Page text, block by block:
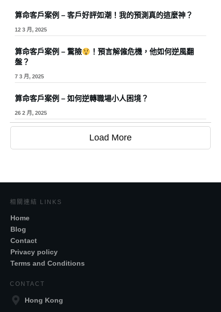
算命客戶案例 – 客戶好評如潮！我的預測真的這麼神？
12 3 月, 2025
算命客戶案例 – 驚險
！預言解僱危機，他如何逆風翻
盤？
7 3 月, 2025
算命客戶案例 – 如何逆轉職場小人困境？
26 2 月, 2025
Load More
相關連結 LINKS
Home
Blog
Contact
Privacy policy
Terms and Conditions
CONTACT
Hong Kong